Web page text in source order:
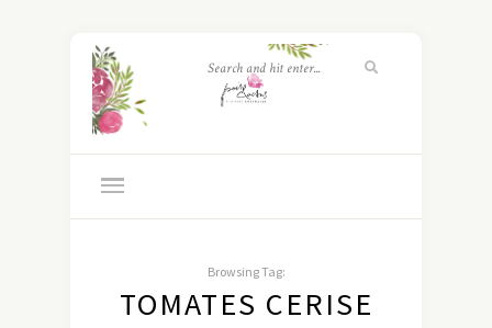
Browsing Tag:
TOMATES CERISE